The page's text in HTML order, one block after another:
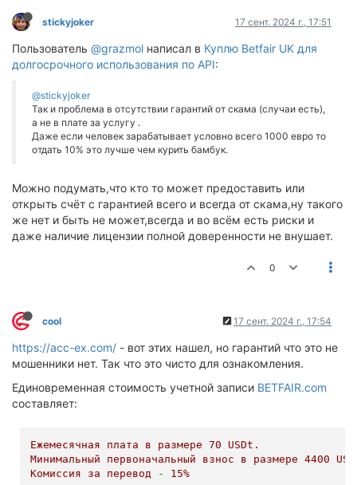
stickyjoker 17 сент. 2024 г., 17:51
Пользователь @grazmol написал в Куплю Betfair UK для
долгосрочного использования по API:
@stickyjoker
Так и проблема в отсутствии гарантий от скама (случаи есть),
а не в плате за услугу .
Даже если человек зарабатывает условно всего 1000 евро то
отдать 10% это лучше чем курить бамбук.
Можно подумать,что кто то может предоставить или
открыть счёт с гарантией всего и всегда от скама,ну такого
же нет и быть не может,всегда и во всём есть риски и
даже наличие лицензии полной доверенности не внушает.
0
cool 17 сент. 2024 г., 17:54
https://acc-ex.com/ - вот этих нашел, но гарантий что это не
мошенники нет. Так что это чисто для ознакомления.
Единовременная стоимость учетной записи BETFAIR.com
составляет:
Ежемесячная плата в размере 70
USDt.
Минимальный
первоначальный взнос в размере 4400
Комиссия
за перевод - 15%